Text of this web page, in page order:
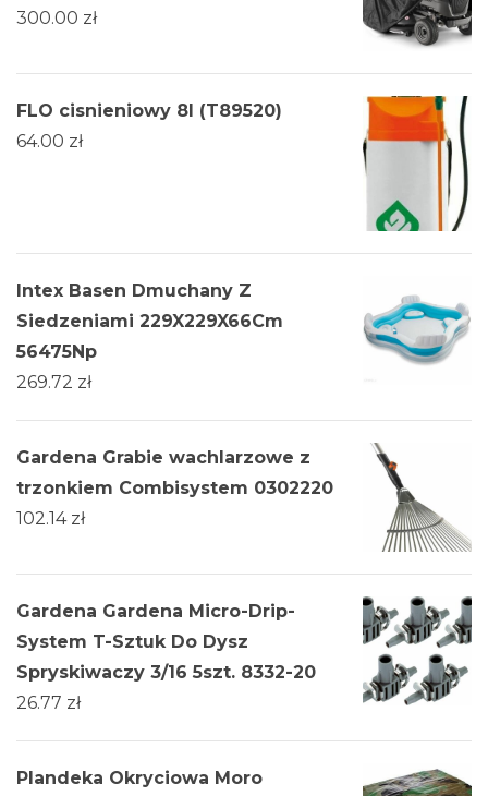
300.00 zł
FLO cisnieniowy 8l (T89520)
64.00 zł
Intex Basen Dmuchany Z
Siedzeniami 229X229X66Cm
56475Np
269.72 zł
Gardena Grabie wachlarzowe z
trzonkiem Combisystem 0302220
102.14 zł
Gardena Gardena Micro-Drip-
System T-Sztuk Do Dysz
Spryskiwaczy 3/16 5szt. 8332-20
26.77 zł
Plandeka Okryciowa Moro